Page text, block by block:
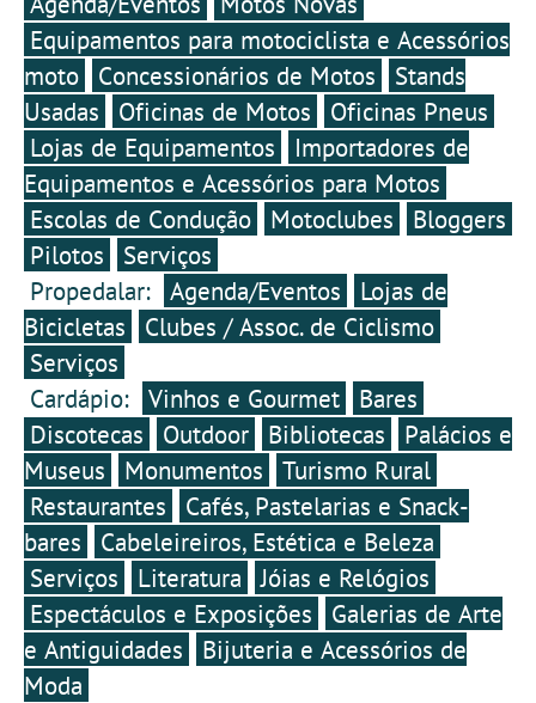
decisiva, acompanhando o
atleta português na fase
de preparação para o seu
derradeiro salto, e
celebrando com ele a
coragem, a disciplina e a
capacidade de
transformação que sempre
definiram o seu percurso
desportivo.
Equipamentos para motociclista e Acessórios
moto
Concessionários de Motos
Stands
Usadas
Oficinas de Motos
Oficinas Pneus
Lojas de Equipamentos
Importadores de
Equipamentos e Acessórios para Motos
Escolas de Condução
Motoclubes
Bloggers
Pilotos
Serviços
Propedalar: Agenda/Eventos
Lojas de
Bicicletas
Clubes / Assoc. de Ciclismo
Serviços
Cardápio: Vinhos e Gourmet
Bares
Discotecas
Outdoor Bibliotecas
Palácios e
Museus
Monumentos
Turismo Rural
Restaurantes
Cafés, Pastelarias e Snack-
bares
Cabeleireiros, Estética e Beleza
Serviços
Literatura
Jóias e Relógios
Espectáculos e Exposições
Galerias de Arte
e Antiguidades
Bijuteria e Acessórios de
Moda